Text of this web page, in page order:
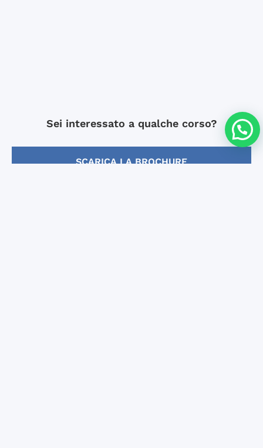
Sei interessato a qualche corso?
SCARICA LA BROCHURE